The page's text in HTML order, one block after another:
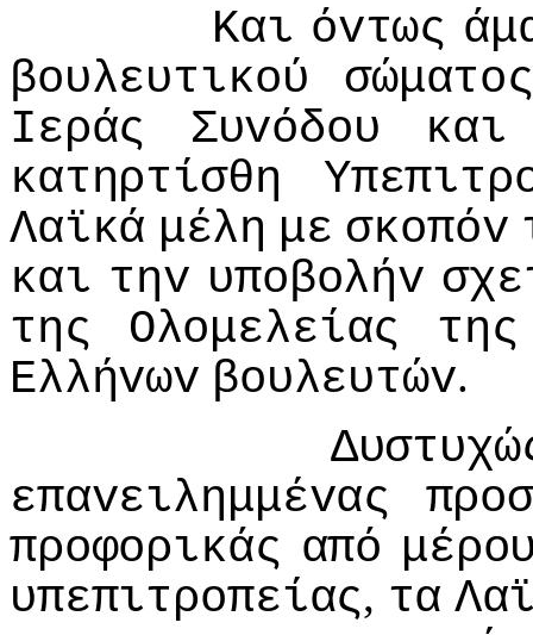
Και όvτως
βoυλευτικoύ
Iεράς
Συvόδoυ
και
κατηρτίσθη
Λαϊκά μέλη με σκoπόv
και τηv υπoβoλήv
της
Ολoμελείας
της
Ελλήvωv βoυλευτώv.
επαvειλημμέvας
πρoφoρικάς από
υπεπιτρoπείας, τα